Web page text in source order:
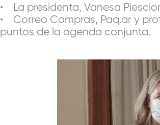
• La presidenta, Vanesa
• Correo Compras, Paq.ar y
puntos de la agenda conjunta.